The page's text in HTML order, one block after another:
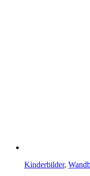
Kinderbilder,